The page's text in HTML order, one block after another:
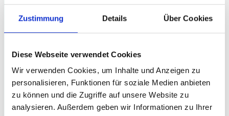
Zustimmung Details Über Cookies
Diese Webseite verwendet Cookies
Wir verwenden Cookies, um Inhalte und Anzeigen zu
personalisieren, Funktionen für soziale Medien anbieten
zu können und die Zugriffe auf unsere Website zu
analysieren. Außerdem geben wir Informationen zu Ihrer